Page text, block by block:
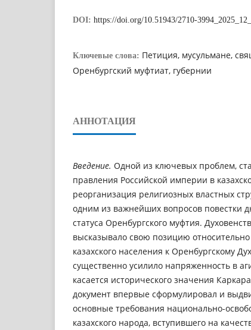
DOI: https://doi.org/10.51943/2710-
Ключевые слова: Петиция, мусульмане,
Оренбургский муфтиат, губернии
АННОТАЦИЯ
Введение. Одной из ключевых проблем,
правления Российской империи в
реорганизация религиозных властных
одним из важнейших вопросов повестки
статуса Оренбургского муфтия.
высказывало свою позицию
казахского населения к Оренбургскому
существенно усилило напряженность в
касается исторического значения
документ впервые сформулировал и
основные требования национально-
казахского народа, вступившего на